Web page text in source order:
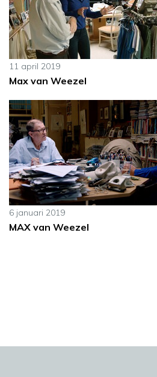
11 april 2019
Max van Weezel
6 januari 2019
MAX van Weezel